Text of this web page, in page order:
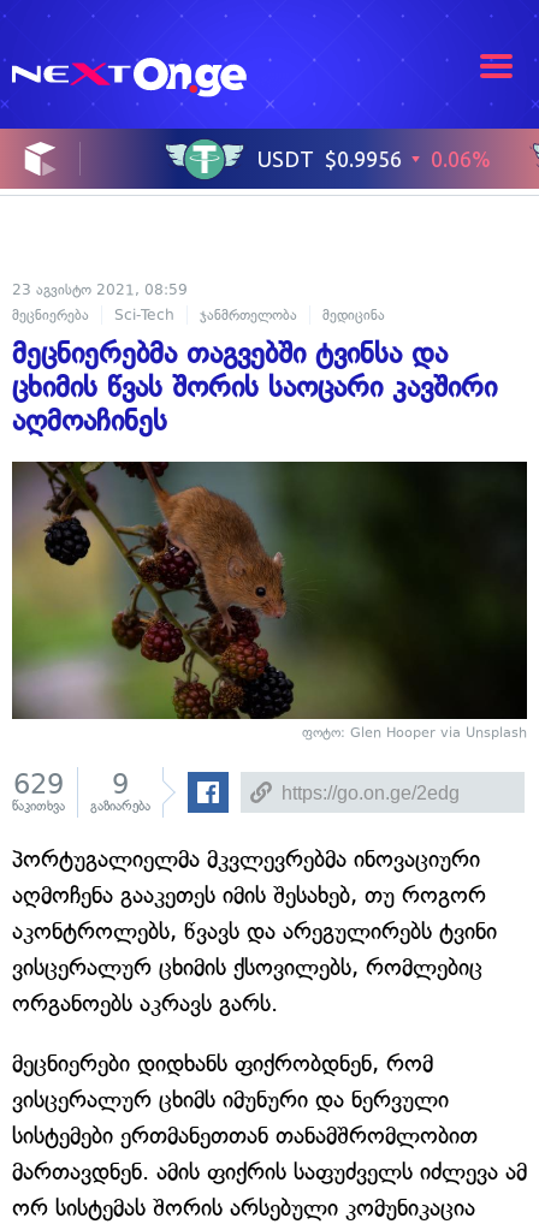
23 აგვისტო 2021, 08:59
მეცნიერება
Sci-Tech ჯანმრთელობა მედიცინა
მეცნიერებმა თაგვებში ტვინსა და
ცხიმის წვას შორის საოცარი კავშირი
აღმოაჩინეს
ფოტო: Glen Hooper via Unsplash
629
წაკითხვა
9
გაზიარება
პორტუგალიელმა მკვლევრებმა ინოვაციური
აღმოჩენა გააკეთეს იმის შესახებ, თუ როგორ
აკონტროლებს, წვავს და არეგულირებს ტვინი
ვისცერალურ ცხიმის ქსოვილებს, რომლებიც
ორგანოებს აკრავს გარს.
მეცნიერები დიდხანს ფიქრობდნენ, რომ
ვისცერალურ ცხიმს იმუნური და ნერვული
სისტემები ერთმანეთთან თანამშრომლობით
მართავდნენ. ამის ფიქრის საფუძველს იძლევა ამ
ორ სისტემას შორის არსებული კომუნიკაცია